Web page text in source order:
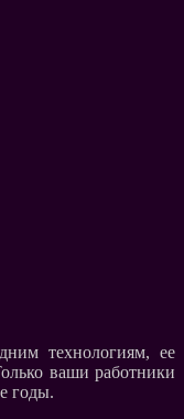
технологиям, ее
ваши работники
годы.